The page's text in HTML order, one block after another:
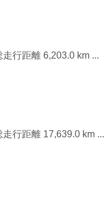
行距離 6,203.0 km ...
行距離 17,639.0 km ...